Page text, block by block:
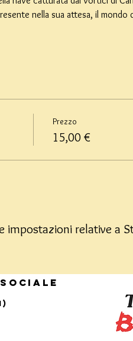
nella sua attesa, il mondo
Prezzo
15,00 €
impostazioni relative a